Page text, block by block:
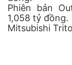
Phiên bản
1,058 tỷ đồng.
Mitsubishi